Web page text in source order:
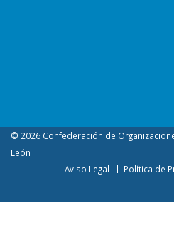
© 2026 Confederación de
León
Aviso Legal
Política de